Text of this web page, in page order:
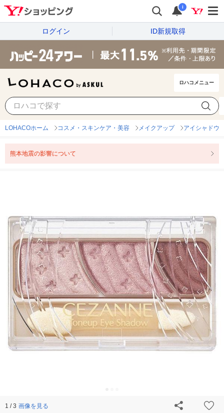
i
ログイン ID新規取得
ロハコメニュー
LOHACOホーム コスメ・スキンケア・美容 メイクアップ アイシャドウ
熊本地震の影響について
1 / 3 画像を見る